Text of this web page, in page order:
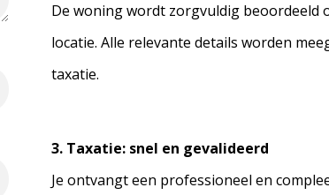
De woning wordt zorgvuldig beoordeeld
locatie. Alle relevante details worden
taxatie.
3. Taxatie: snel en gevalideerd
Je ontvangt een professioneel en